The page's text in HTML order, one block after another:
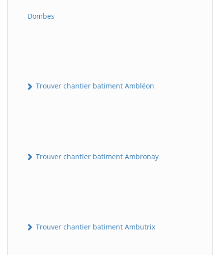
Dombes
Trouver chantier batiment Ambléon
Trouver chantier batiment Ambronay
Trouver chantier batiment Ambutrix